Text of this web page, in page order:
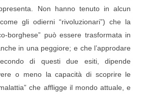
Non hanno tenuto in alcun
gli odierni “rivoluzionari”) che la
borghese” può essere trasformata in
in una peggiore; e che l’approdare
di questi due esiti, dipende
o meno la capacità di scoprire le
che affligge il mondo attuale, e